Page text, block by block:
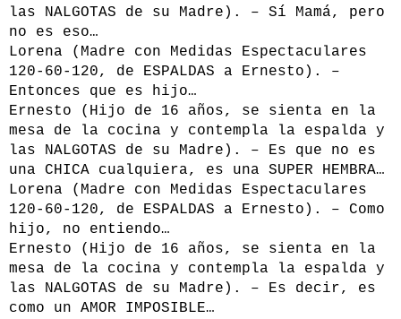
las NALGOTAS de su Madre). – Sí Mamá, pero
no es eso…
Lorena (Madre con Medidas Espectaculares
120-60-120, de ESPALDAS a Ernesto). –
Entonces que es hijo…
Ernesto (Hijo de 16 años, se sienta en la
mesa de la cocina y contempla la espalda y
las NALGOTAS de su Madre). – Es que no es
una CHICA cualquiera, es una SUPER HEMBRA…
Lorena (Madre con Medidas Espectaculares
120-60-120, de ESPALDAS a Ernesto). – Como
hijo, no entiendo…
Ernesto (Hijo de 16 años, se sienta en la
mesa de la cocina y contempla la espalda y
las NALGOTAS de su Madre). – Es decir, es
como un AMOR IMPOSIBLE…